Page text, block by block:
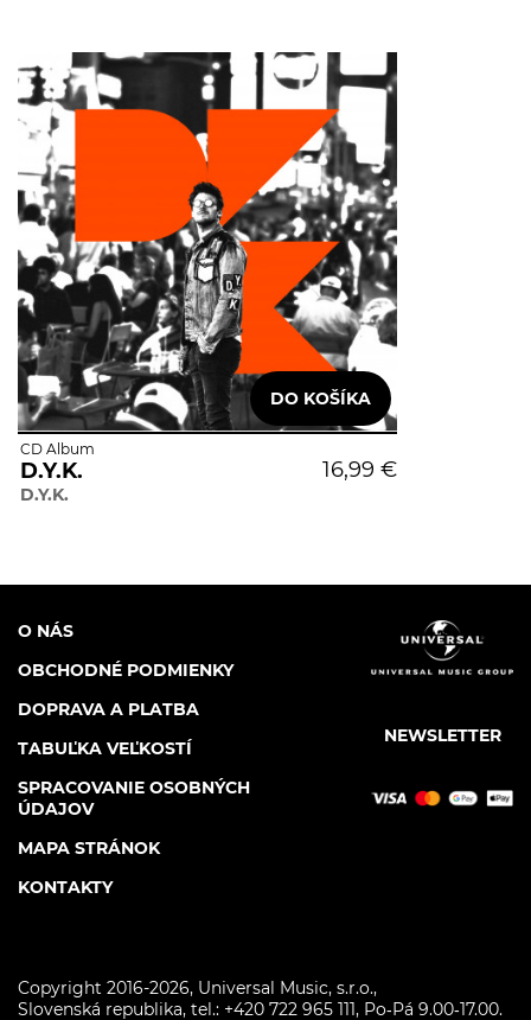
16,99 €
CD Album
D.Y.K.
D.Y.K.
NEWSLETTER
O NÁS
OBCHODNÉ PODMIENKY
DOPRAVA A PLATBA
TABUĽKA VEĽKOSTÍ
SPRACOVANIE OSOBNÝCH
ÚDAJOV
MAPA STRÁNOK
KONTAKTY
Copyright 2016-2026, Universal Music, s.r.o.,
Slovenská republika, tel.: +420 722 965 111, Po‑Pá 9.00‑17.00.